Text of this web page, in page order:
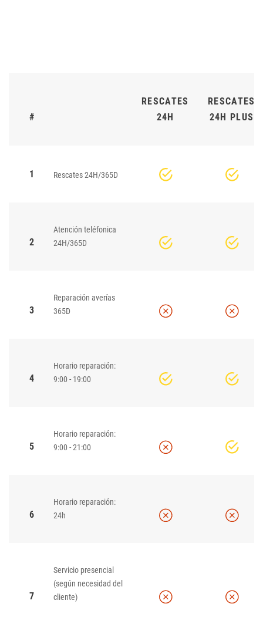
#
RESCATES
24H
RESCATES
24H PLUS
1 Rescates 24H/365D
2
Atención teléfonica
24H/365D
3
Reparación averías
365D
4
Horario reparación:
9:00 - 19:00
5
Horario reparación:
9:00 - 21:00
6
Horario reparación:
24h
7
Servicio presencial
(según necesidad del
cliente)